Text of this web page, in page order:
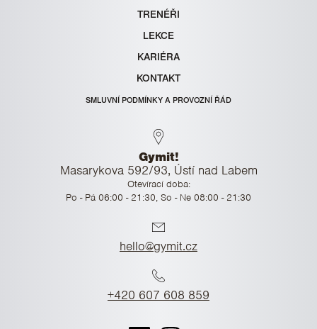
TRENÉŘI
LEKCE
KARIÉRA
KONTAKT
SMLUVNÍ PODMÍNKY A PROVOZNÍ ŘÁD
Gymit!
Masarykova 592/93, Ústí nad Labem
Otevírací doba:
Po - Pá 06:00 - 21:30, So - Ne 08:00 - 21:30
hello@gymit.cz
+420 607 608 859